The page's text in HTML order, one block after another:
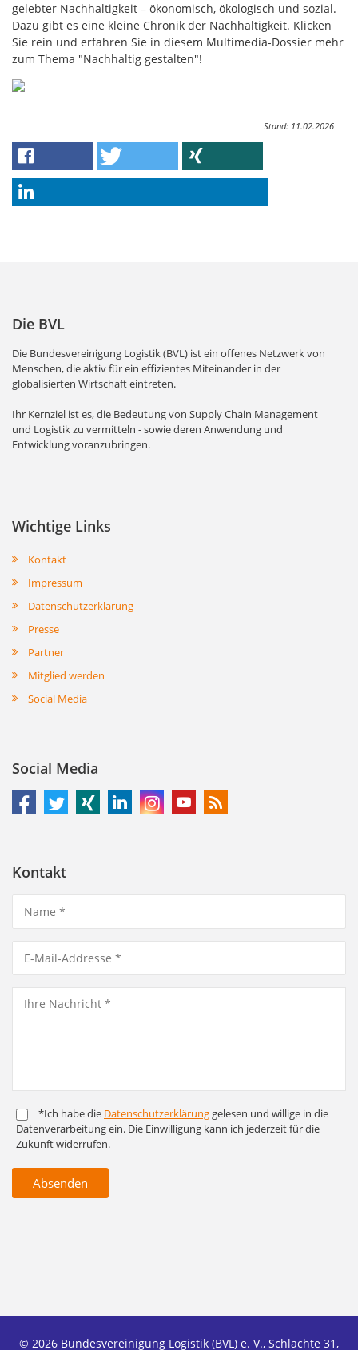
gelebter Nachhaltigkeit – ökonomisch, ökologisch und sozial.
Dazu gibt es eine kleine Chronik der Nachhaltigkeit. Klicken
Sie rein und erfahren Sie in diesem Multimedia-Dossier mehr
zum Thema "Nachhaltig gestalten"!
Stand: 11.02.2026
Die BVL
Die Bundesvereinigung Logistik (BVL) ist ein offenes Netzwerk von
Menschen, die aktiv für ein effizientes Miteinander in der
globalisierten Wirtschaft eintreten.
Ihr Kernziel ist es, die Bedeutung von Supply Chain Management
und Logistik zu vermitteln - sowie deren Anwendung und
Entwicklung voranzubringen.
Wichtige Links
Kontakt
Impressum
Datenschutzerklärung
Presse
Partner
Mitglied werden
Social Media
Social Media
Kontakt
*Ich habe die Daten­schutz­er­klärunggelesen und willige in die
Daten­ver­arbeitung ein. Die Ein­willigung kann ich jederzeit für die
Zukunft widerrufen.
Absenden
© 2026 Bundesvereinigung Logistik (BVL) e. V., Schlachte 31,